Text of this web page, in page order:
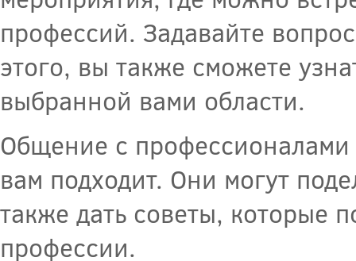
профессий. Задавайте
этого, вы также сможете
выбранной вами области.
Общение с
вам подходит. Они могут
также дать советы, которые
профессии.